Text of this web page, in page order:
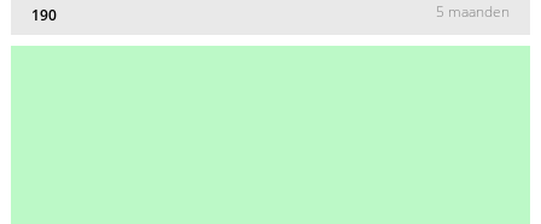
190 5 maanden